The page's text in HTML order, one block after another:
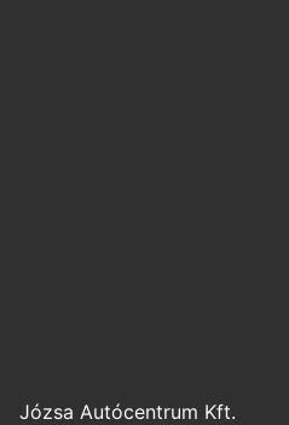
Józsa Autócentrum Kft.